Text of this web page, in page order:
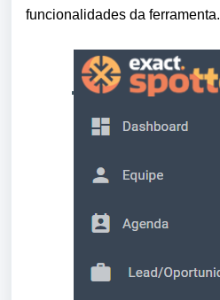
funcionalidades da ferramenta.